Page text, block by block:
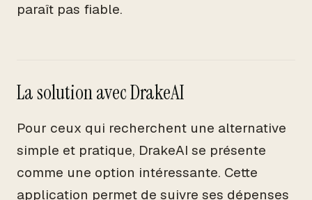
paraît pas fiable.
La solution avec DrakeAI
Pour ceux qui recherchent une alternative
simple et pratique, DrakeAI se présente
comme une option intéressante. Cette
application permet de suivre ses dépenses